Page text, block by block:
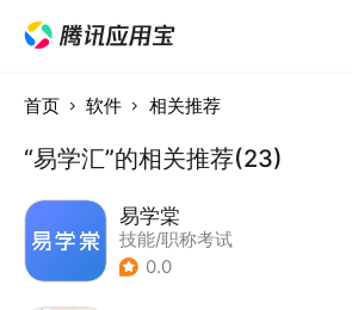
首页 软件 相关推荐
“易学汇”的相关推荐(23)
易学棠
技能/职称考试
0.0